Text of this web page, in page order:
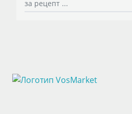
за рецепт ...